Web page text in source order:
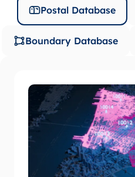
Postal Database
Boundary Database